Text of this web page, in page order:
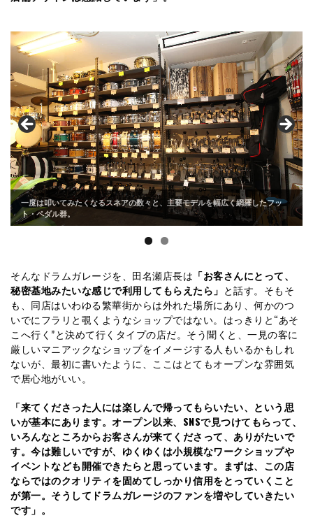
一度は叩いてみたくなるスネアの数々と、主要モデルを幅広く網羅したフッ
ト・ペダル群。
そんなドラムガレージを、田名瀬店長は 「お客さんにとって、
秘密基地みたいな感じで利用してもらえたら」 と話す。そもそ
も、同店はいわゆる繁華街からは外れた場所にあり、何かのつ
いでにフラリと覗くようなショップではない。はっきりと“あそ
こへ行く”と決めて行くタイプの店だ。そう聞くと、一見の客に
厳しいマニアックなショップをイメージする人もいるかもしれ
ないが、最初に書いたように、ここはとてもオープンな雰囲気
で居心地がいい。
「来てくださった人には楽しんで帰ってもらいたい、という思
いが基本にあります。オープン以来、SNSで見つけてもらって、
いろんなところからお客さんが来てくださって、ありがたいで
す。今は難しいですが、ゆくゆくは小規模なワークショップや
イベントなども開催できたらと思っています。まずは、この店
ならではのクオリティを固めてしっかり信用をとっていくこと
が第一。そうしてドラムガレージのファンを増やしていきたい
です」。